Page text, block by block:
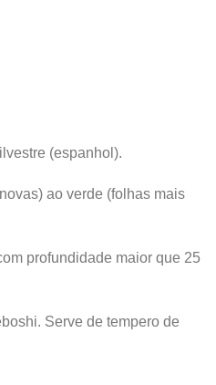
(espanhol).
ao verde (folhas mais
profundidade maior que 25
Serve de tempero de